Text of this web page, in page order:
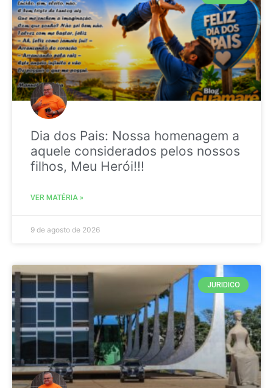
Dia dos Pais: Nossa homenagem a
aquele considerados pelos nossos
filhos, Meu Herói!!!
VER MATÉRIA »
9 de agosto de 2026
JURIDICO